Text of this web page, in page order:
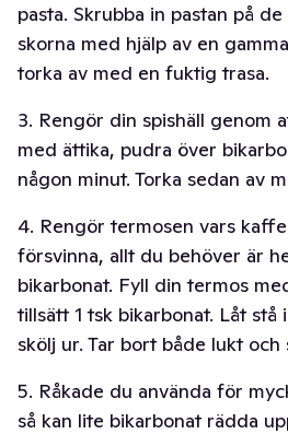
pasta. Skrubba in pastan på
skorna med hjälp av en
torka av med en fuktig trasa.
3. Rengör din spishäll genom
med ättika, pudra över
någon minut. Torka sedan av
4. Rengör termosen vars
försvinna, allt du behöver är
bikarbonat. Fyll din termos
tillsätt 1 tsk bikarbonat. Låt
skölj ur. Tar bort både lukt och
5. Råkade du använda för
så kan lite bikarbonat rädda